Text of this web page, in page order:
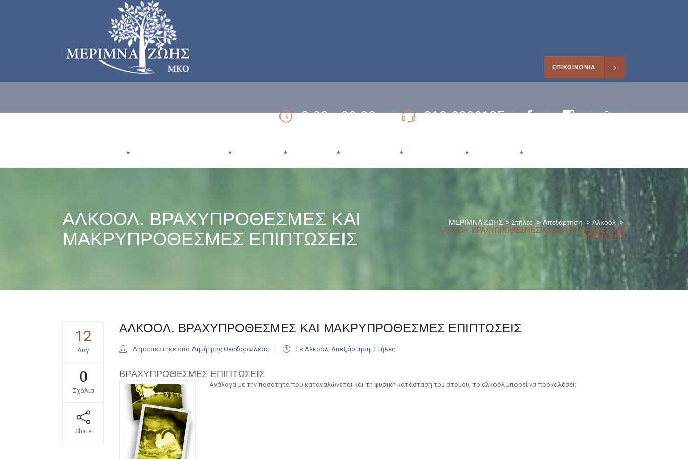
8:00 - 22:00 213 0266195
ΕΠΙΚΟΙΝΩΝΙΑ
ΑΛΚΟΟΛ. ΒΡΑΧΥΠΡΟΘΕΣΜΕΣ ΚΑΙ
ΜΑΚΡΥΠΡΟΘΕΣΜΕΣ ΕΠΙΠΤΩΣΕΙΣ
ΜΕΡΙΜΝΑ ΖΩΗΣ > Στήλες > Απεξάρτηση > Αλκοόλ >
ΑΛΚΟΟΛ. ΒΡΑΧΥΠΡΟΘΕΣΜΕΣ ΚΑΙ ΜΑΚΡΥΠΡΟΘΕΣΜΕΣ
ΕΠΙΠΤΩΣΕΙΣ
12
Αυγ
0
Σχόλια
Share
ΑΛΚΟΟΛ. ΒΡΑΧΥΠΡΟΘΕΣΜΕΣ ΚΑΙ ΜΑΚΡΥΠΡΟΘΕΣΜΕΣ ΕΠΙΠΤΩΣΕΙΣ
Δημοσιευτηκε απο Δημήτρης Θεοδορωλέας Σε Αλκοόλ, Απεξάρτηση, Στήλες
ΒΡΑΧΥΠΡΟΘΕΣΜΕΣ ΕΠΙΠΤΩΣΕΙΣ
Ανάλογα με την ποσότητα που καταναλώνεται και τη φυσική κατάσταση του ατόμου, το αλκοόλ μπορεί να προκαλέσει: